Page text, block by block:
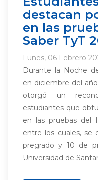
destacan
en las
Saber TyT
Lunes, 06 Febrero
Durante la Noche
en diciembre del
otorgó un
estudiantes que
en las pruebas del
entre los cuales, se
pregrado y 10 de
Universidad de